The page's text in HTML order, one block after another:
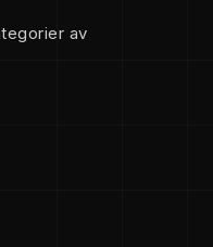
av